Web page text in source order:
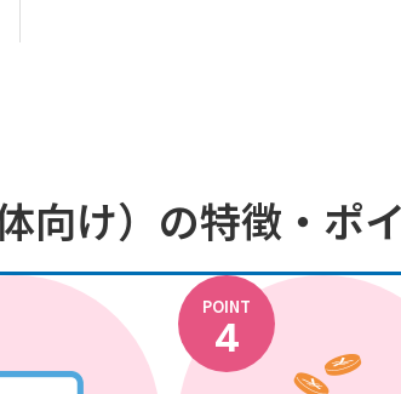
向け）の特徴・ポ
POINT
4